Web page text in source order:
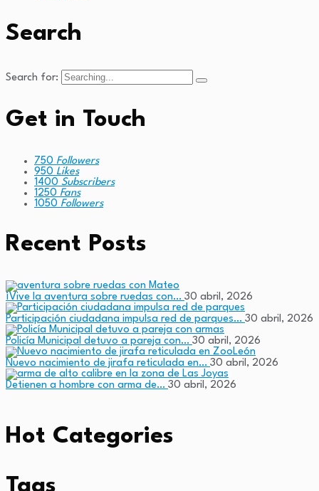
Search
Search for:
Get in Touch
750 Followers
950 Likes
1400 Subscribers
1250 Fans
1050 Followers
Recent Posts
¡Vive la aventura sobre ruedas con… 30 abril, 2026
Participación ciudadana impulsa red de parques… 30 abril, 2026
Policía Municipal detuvo a pareja con… 30 abril, 2026
Nuevo nacimiento de jirafa reticulada en… 30 abril, 2026
Detienen a hombre con arma de… 30 abril, 2026
Hot Categories
Tags